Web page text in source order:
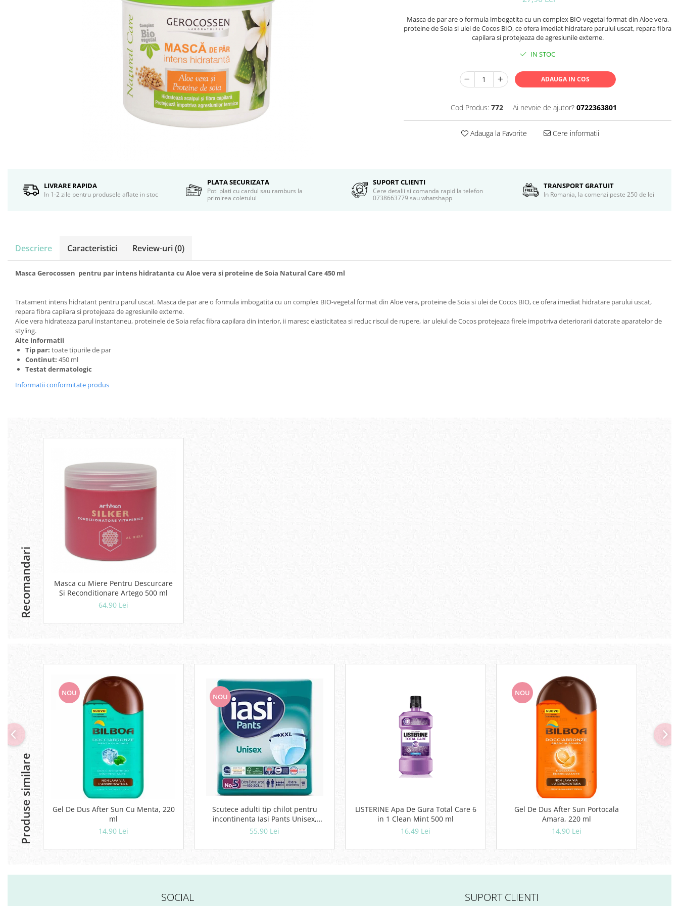
Spuma si saruri de baie
Accesorii ingrijire corp
Ruj si creion buze
Produse stilizare sprancene
Aplicatoare si pensule machiaj
Accesorii machiaj
Igiena dentara
Periute de dinti
Pasta de dinti
Produse manichiura & pedichiura
Masca de par are o formula imbogatita cu un complex BIO-vegetal format din Aloe vera,
proteine de Soia si ulei de Cocos BIO, ce ofera imediat hidratare parului uscat, repara fibra
capilara si protejeaza de agresiunile externe.
IN STOC
ADAUGA IN COS
Cod Produs: 772 Ai nevoie de ajutor? 0722363801
Adauga la Favorite Cere informatii
LIVRARE RAPIDA
In 1-2 zile pentru produsele aflate in stoc
PLATA SECURIZATA
Poti plati cu cardul sau ramburs la
primirea coletului
SUPORT CLIENTI
Cere detalii si comanda rapid la telefon
0738663779 sau whatshapp
TRANSPORT GRATUIT
In Romania, la comenzi peste 250 de lei
Descriere Caracteristici Review-uri(0)
Masca Gerocossen pentru par intens hidratanta cu Aloe vera si proteine de Soia Natural Care 450 ml
Tratament intens hidratant pentru parul uscat. Masca de par are o formula imbogatita cu un complex BIO-vegetal format din Aloe vera, proteine de Soia si ulei de Cocos BIO, ce ofera imediat hidratare parului uscat,
repara fibra capilara si protejeaza de agresiunile externe.
Aloe vera hidrateaza parul instantaneu, proteinele de Soia refac fibra capilara din interior, ii maresc elasticitatea si reduc riscul de rupere, iar uleiul de Cocos protejeaza firele impotriva deteriorarii datorate aparatelor de
styling.
Alte informatii
Tip par: toate tipurile de par
Continut: 450 ml
Testat dermatologic
Informatii conformitate produs
Recomandari
Masca cu Miere Pentru Descurcare
Si Reconditionare Artego 500 ml
64,90 Lei
Produse similare
NOU
Gel De Dus After Sun Cu Menta, 220
ml
14,90 Lei
NOU
Scutece adulti tip chilot pentru
incontinenta Iasi Pants Unisex,
Marime XXL, 10 buc
55,90 Lei
LISTERINE Apa De Gura Total Care 6
in 1 Clean Mint 500 ml
16,49 Lei
NOU
Gel De Dus After Sun Portocala
Amara, 220 ml
14,90 Lei
SOCIAL SUPORT CLIENTI